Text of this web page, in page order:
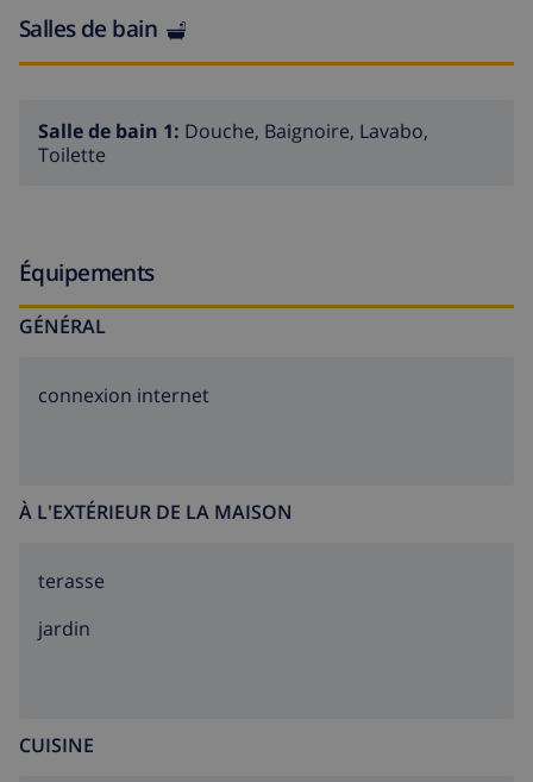
enregistrement tardif à partir de 20h00.
Salles de bain
Salle de bain 1: Douche, Baignoire, Lavabo,
Toilette
Équipements
GÉNÉRAL
connexion internet
À L'EXTÉRIEUR DE LA MAISON
terasse
jardin
CUISINE